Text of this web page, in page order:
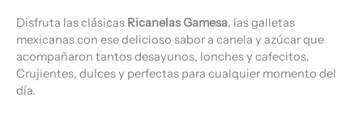
Disfruta las clásicas Ricanelas Gamesa, las galletas
mexicanas con ese delicioso sabor a canela y azúcar que
acompañaron tantos desayunos, lonches y cafecitos.
Crujientes, dulces y perfectas para cualquier momento del
día.